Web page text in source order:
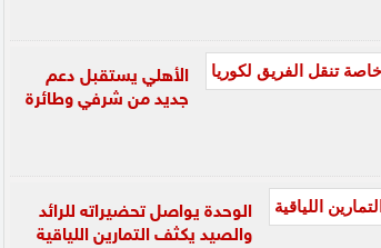
الأهلي يستقبل دعم
جديد من شرفي وطائرة
الوحدة يواصل تحضيراته للرائد
والصيد يكثف التمارين اللياقية